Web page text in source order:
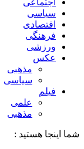
اجتماعی
سیاسی
اقتصادی
فرهنگی
ورزشی
عکس
مذهبی
سیاسی
فیلم
علمی
مذهبی
شما اینجا هستید :